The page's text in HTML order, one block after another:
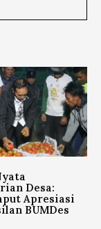
Desa:
Apresiasi
BUMDes